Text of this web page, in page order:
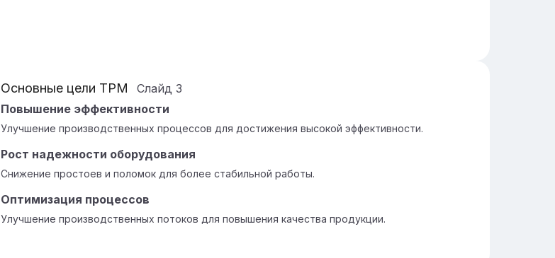
Основные цели TPM Слайд 3
Повышение эффективности
Улучшение производственных процессов для достижения высокой эффективности.
Рост надежности оборудования
Снижение простоев и поломок для более стабильной работы.
Оптимизация процессов
Улучшение производственных потоков для повышения качества продукции.